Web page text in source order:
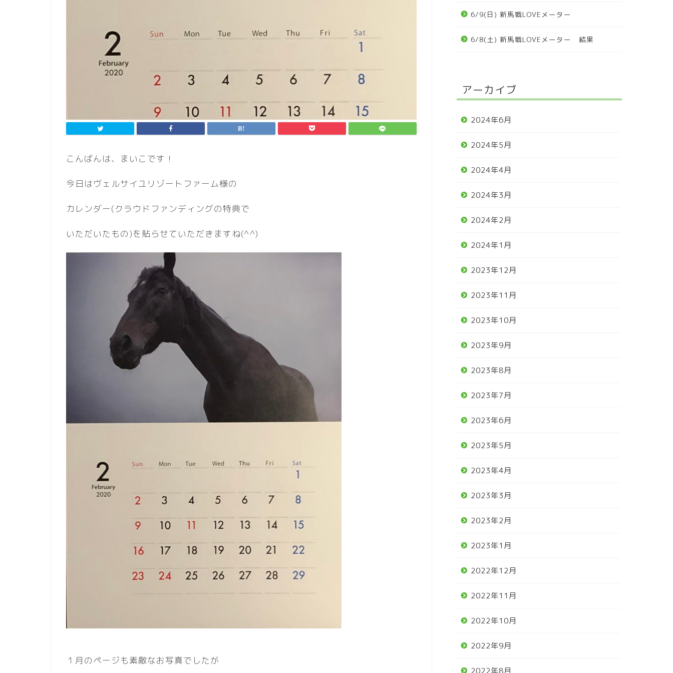
こんばんは、まいこです！
今日はヴェルサイユリゾートファーム様の
カレンダー(クラウドファンディングの特典で
いただいたもの)を貼らせていただきますね(^^)
１月のページも素敵なお写真でしたが
6/9(日) 新馬戦LOVEメーター
6/8(土) 新馬戦LOVEメーター 結果
アーカイブ
2024年6月
2024年5月
2024年4月
2024年3月
2024年2月
2024年1月
2023年12月
2023年11月
2023年10月
2023年9月
2023年8月
2023年7月
2023年6月
2023年5月
2023年4月
2023年3月
2023年2月
2023年1月
2022年12月
2022年11月
2022年10月
2022年9月
2022年8月